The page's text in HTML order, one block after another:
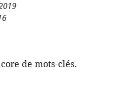
de mots-clés.